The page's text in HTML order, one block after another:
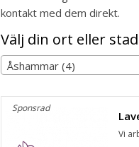
kontakt med dem direkt.
Välj din ort eller stad
Åshammar (4)
Sponsrad
Vi